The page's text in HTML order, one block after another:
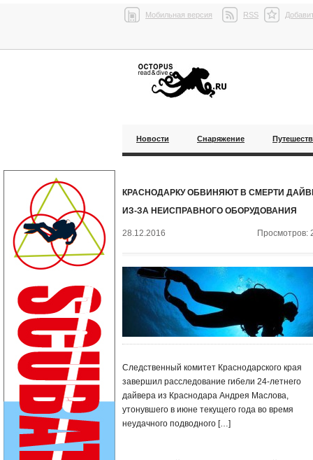
Мобильная версия RSS
Новости Снаряжение
КРАСНОДАРКУ ОБВИНЯЮТ В СМЕРТИ
ИЗ-ЗА НЕИСПРАВНОГО ОБОРУДОВАНИЯ
28.12.2016 Просмотров:
Следственный комитет Краснодарского края
завершил расследование гибели 24-летнего
дайвера из Краснодара Андрея Маслова,
утонувшего в июне текущего года во время
неудачного подводного […]